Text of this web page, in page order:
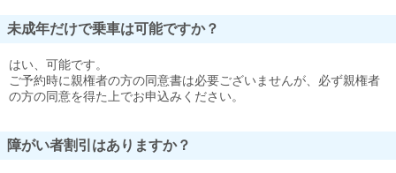
未成年だけで乗車は可能ですか？
はい、可能です。
ご予約時に親権者の方の同意書は必要ございませんが、必ず親権者
の方の同意を得た上でお申込みください。
障がい者割引はありますか？